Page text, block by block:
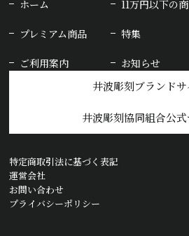
ホーム 11万円以下の
プレミアム商品 特集
ご利用案内 お知らせ
井波彫刻ブランドサ
井波彫刻協同組合公式
特定商取引法に基づく表記
運営会社
お問い合わせ
プライバシーポリシー